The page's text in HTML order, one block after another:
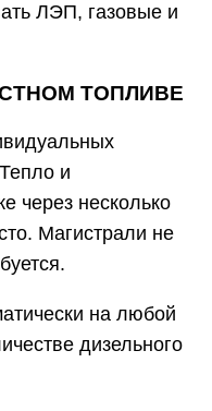
ЛЭП, газовые и
ТОПЛИВЕ
и
через несколько
Магистрали не
на любой
дизельного